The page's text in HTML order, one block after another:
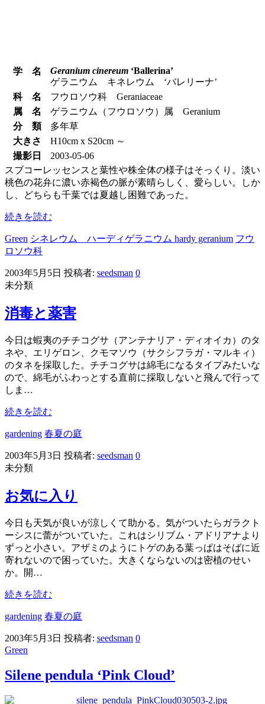
学 名 Geranium cinereum ‘Ballerina’
ゲラニウム キネレウム ‘バレリーナ’
科 名
フウロソウ科 Geraniaceae
属 名
ゲラニウム（フウロソウ）属 Geranium
分 類
多年草
大きさ
H10cm x S20cm ～
撮影日
2003-05-06
スブコーレッセンスと葉性や株全体の様子はそっくり。淡い
桃色の花弁に濃い赤褐色の脈が素晴らしく、愛らしい。しか
し、どちらも千葉では夏越し困難であった。
続きを読む
Green シネレウム ハーディゲラニウム hardy geranium フウ
ロソウ科
2003年5月5日 投稿者: seedsman 0
未分類
消毒と薬害
今日は蝦夷のチチコグサ（アンテナリア・ディオイカ）のタ
ネや、エリゲロン、クモマソウ（サクシフラガ・マルキィ）
のタネを採取した。チチコグサは綿毛になるタイプみたいな
ので、綿毛がふわっとする直前に採取しないと飛んで行って
しま…
続きを読む
gardening 春夏の庭
2003年5月3日 投稿者: seedsman 0
未分類
お気に入り
今日も天気が良いが涼しくて助かる。気がついたらガラクト
ーシスに蕾がついていた。これはシリブム・アドリアナより
ずっと小さい。アザミのようにトゲのある葉っぱはそばに近
寄れないので困っていた。大きくならないのは密植のせい
か。開…
続きを読む
gardening 春夏の庭
2003年5月3日 投稿者: seedsman 0
Green
Silene pendula ‘Pink Cloud’